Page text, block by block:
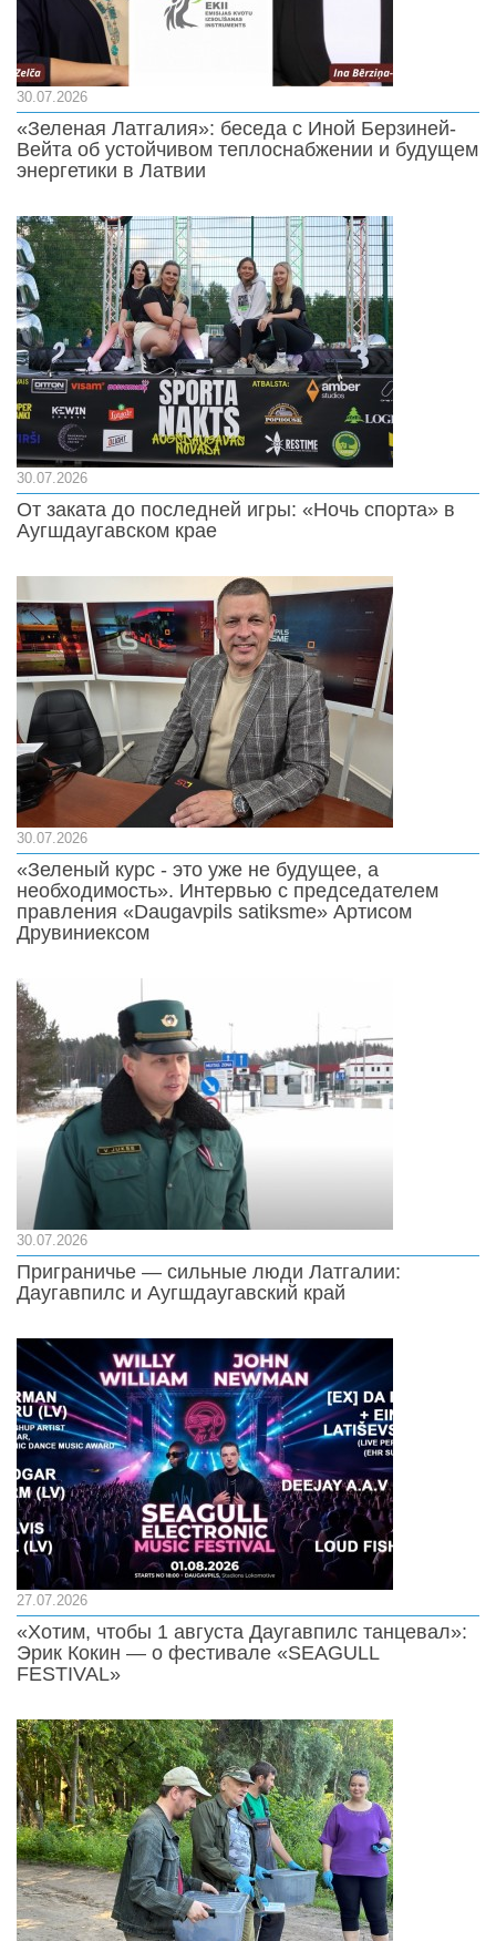
30.07.2026
«Зеленая Латгалия»: беседа с Иной Берзиней-
Вейта об устойчивом теплоснабжении и будущем
энергетики в Латвии
30.07.2026
От заката до последней игры: «Ночь спорта» в
Аугшдаугавском крае
30.07.2026
«Зеленый курс - это уже не будущее, а
необходимость». Интервью с председателем
правления «Daugavpils satiksme» Артисом
Друвиниексом
30.07.2026
Приграничье — сильные люди Латгалии:
Даугавпилс и Аугшдаугавский край
27.07.2026
«Хотим, чтобы 1 августа Даугавпилс танцевал»:
Эрик Кокин — о фестивале «SEAGULL
FESTIVAL»